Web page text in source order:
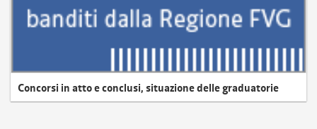
Concorsi in atto e conclusi, situazione delle graduatorie